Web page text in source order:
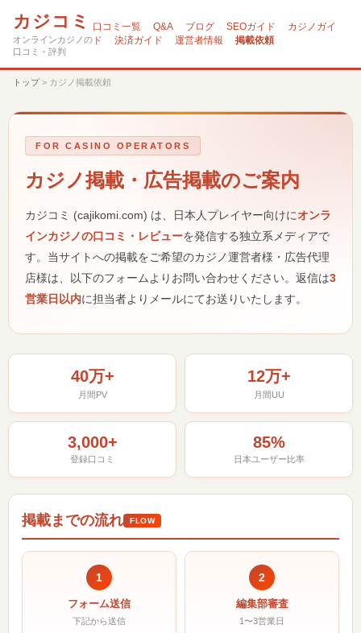
カジコミ
オンラインカジノの
口コミ・評判
口コミ一覧 Q&A ブログ SEOガイド
カジノガイ
ド
決済ガイド 運営者情報 掲載依頼
トップ> カジノ掲載依頼
FOR CASINO OPERATORS
カジノ掲載・広告掲載のご案内
カジコミ (cajikomi.com) は、日本人プレイヤー向けにオンラ
インカジノの口コミ・レビューを発信する独立系メディアで
す。当サイトへの掲載をご希望のカジノ運営者様・広告代理
店様は、以下のフォームよりお問い合わせください。返信は3
営業日以内に担当者よりメールにてお送りいたします。
40万+
月間PV
12万+
月間UU
3,000+
登録口コミ
85%
日本ユーザー比率
掲載までの流れ FLOW
1
フォーム送信
下記から送信
2
編集部審査
1〜3営業日